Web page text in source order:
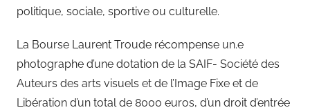
politique, sociale, sportive ou culturelle.
La Bourse Laurent Troude récompense un.e
photographe d’une dotation de la SAIF- Société des
Auteurs des arts visuels et de l’Image Fixe et de
Libération d’un total de 8000 euros, d’un droit d’entrée